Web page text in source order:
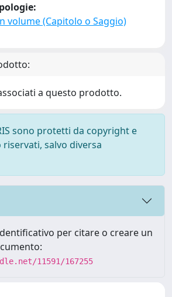
volume (Capitolo o Saggio)
a questo prodotto.
sono protetti da copyright e
salvo diversa
per citare o creare un
11591/167255